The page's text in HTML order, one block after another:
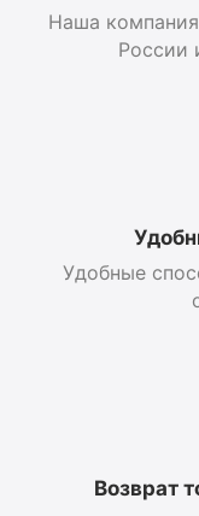
Наша
России
Удобные
Возврат